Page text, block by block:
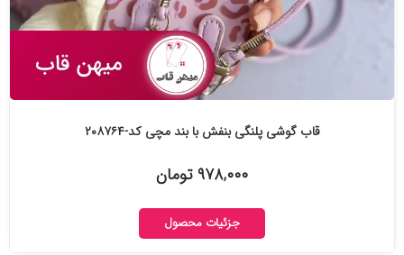
قاب گوشی پلنگی بنفش با بند مچی کد-۲۰۸۷۶۴
۹۷۸,۰۰۰ تومان
جزئیات محصول